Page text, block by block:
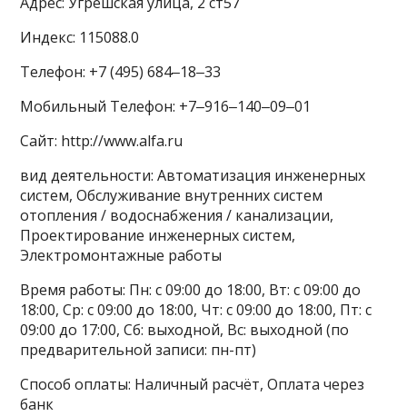
Индекс: 115088.0
Телефон: +7 (495) 684‒18‒33
Мобильный Телефон: +7‒916‒140‒09‒01
Сайт: http://www.alfa.ru
вид деятельности: Автоматизация инженерных
систем, Обслуживание внутренних систем
отопления / водоснабжения / канализации,
Проектирование инженерных систем,
Электромонтажные работы
Время работы: Пн: с 09:00 до 18:00, Вт: с 09:00 до
18:00, Ср: с 09:00 до 18:00, Чт: с 09:00 до 18:00, Пт: с
09:00 до 17:00, Сб: выходной, Вс: выходной (по
предварительной записи: пн-пт)
Способ оплаты: Наличный расчёт, Оплата через
банк